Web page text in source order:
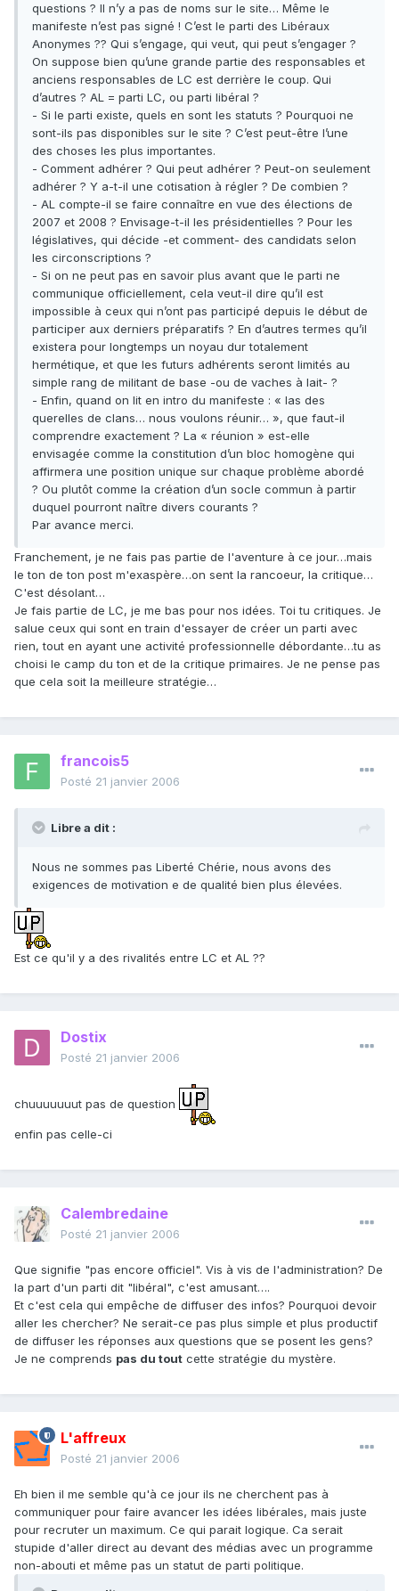
questions ? Il n’y a pas de noms sur le site… Même le
manifeste n’est pas signé ! C’est le parti des Libéraux
Anonymes ?? Qui s’engage, qui veut, qui peut s’engager ?
On suppose bien qu’une grande partie des responsables et
anciens responsables de LC est derrière le coup. Qui
d’autres ? AL = parti LC, ou parti libéral ?
- Si le parti existe, quels en sont les statuts ? Pourquoi ne
sont-ils pas disponibles sur le site ? C’est peut-être l’une
des choses les plus importantes.
- Comment adhérer ? Qui peut adhérer ? Peut-on seulement
adhérer ? Y a-t-il une cotisation à régler ? De combien ?
- AL compte-il se faire connaître en vue des élections de
2007 et 2008 ? Envisage-t-il les présidentielles ? Pour les
législatives, qui décide -et comment- des candidats selon
les circonscriptions ?
- Si on ne peut pas en savoir plus avant que le parti ne
communique officiellement, cela veut-il dire qu’il est
impossible à ceux qui n’ont pas participé depuis le début de
participer aux derniers préparatifs ? En d’autres termes qu’il
existera pour longtemps un noyau dur totalement
hermétique, et que les futurs adhérents seront limités au
simple rang de militant de base -ou de vaches à lait- ?
- Enfin, quand on lit en intro du manifeste : « las des
querelles de clans… nous voulons réunir… », que faut-il
comprendre exactement ? La « réunion » est-elle
envisagée comme la constitution d’un bloc homogène qui
affirmera une position unique sur chaque problème abordé
? Ou plutôt comme la création d’un socle commun à partir
duquel pourront naître divers courants ?
Par avance merci.
Franchement, je ne fais pas partie de l'aventure à ce jour…mais
le ton de ton post m'exaspère…on sent la rancoeur, la critique…
C'est désolant…
Je fais partie de LC, je me bas pour nos idées. Toi tu critiques. Je
salue ceux qui sont en train d'essayer de créer un parti avec
rien, tout en ayant une activité professionnelle débordante…tu as
choisi le camp du ton et de la critique primaires. Je ne pense pas
que cela soit la meilleure stratégie…
francois5
Posté 21 janvier 2006
Libre a dit :
Nous ne sommes pas Liberté Chérie, nous avons des
exigences de motivation e de qualité bien plus élevées.
Est ce qu'il y a des rivalités entre LC et AL ??
Dostix
Posté 21 janvier 2006
chuuuuuuut pas de question
enfin pas celle-ci
Calembredaine
Posté 21 janvier 2006
Que signifie "pas encore officiel". Vis à vis de l'administration? De
la part d'un parti dit "libéral", c'est amusant….
Et c'est cela qui empêche de diffuser des infos? Pourquoi devoir
aller les chercher? Ne serait-ce pas plus simple et plus productif
de diffuser les réponses aux questions que se posent les gens?
Je ne comprends pas du tout cette stratégie du mystère.
L'affreux
Posté 21 janvier 2006
Eh bien il me semble qu'à ce jour ils ne cherchent pas à
communiquer pour faire avancer les idées libérales, mais juste
pour recruter un maximum. Ce qui parait logique. Ca serait
stupide d'aller direct au devant des médias avec un programme
non-abouti et même pas un statut de parti politique.